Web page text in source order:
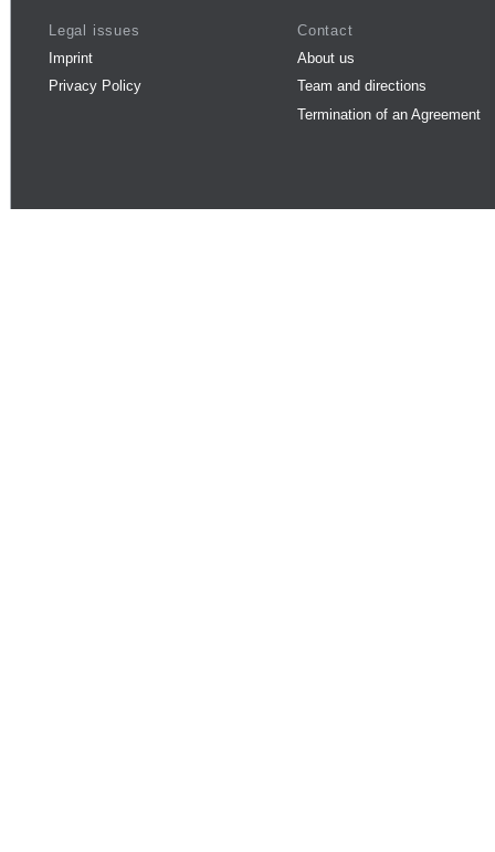
Legal issues
Imprint
Privacy Policy
Contact
About us
Team and directions
Termination of an Agreement